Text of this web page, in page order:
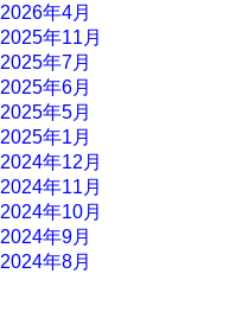
2026年4月
2025年11月
2025年7月
2025年6月
2025年5月
2025年1月
2024年12月
2024年11月
2024年10月
2024年9月
2024年8月